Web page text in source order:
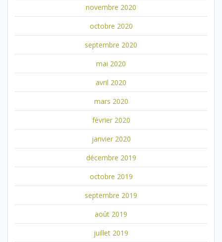
novembre 2020
octobre 2020
septembre 2020
mai 2020
avril 2020
mars 2020
février 2020
janvier 2020
décembre 2019
octobre 2019
septembre 2019
août 2019
juillet 2019